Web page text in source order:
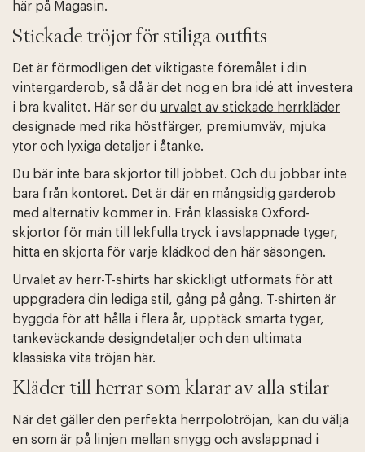
här på Magasin.
Stickade tröjor för stiliga outfits
Det är förmodligen det viktigaste föremålet i din
vintergarderob, så då är det nog en bra idé att investera
i bra kvalitet. Här ser du urvalet av stickade herrkläder
designade med rika höstfärger, premiumväv, mjuka
ytor och lyxiga detaljer i åtanke.
Du bär inte bara skjortor till jobbet. Och du jobbar inte
bara från kontoret. Det är där en mångsidig garderob
med alternativ kommer in. Från klassiska Oxford-
skjortor för män till lekfulla tryck i avslappnade tyger,
hitta en skjorta för varje klädkod den här säsongen.
Urvalet av herr-T-shirts har skickligt utformats för att
uppgradera din lediga stil, gång på gång. T-shirten är
byggda för att hålla i flera år, upptäck smarta tyger,
tankeväckande designdetaljer och den ultimata
klassiska vita tröjan här.
Kläder till herrar som klarar av alla stilar
När det gäller den perfekta herrpolotröjan, kan du välja
en som är på linjen mellan snygg och avslappnad i